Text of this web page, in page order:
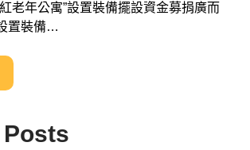
老年公寓”設置裝備擺設資金募捐廣而
裝備…